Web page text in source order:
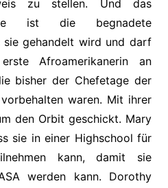
zu stellen. Und das
ist die begnadete
sie gehandelt wird und darf
Afroamerikanerin an
bisher der Chefetage der
waren. Mit ihrer
den Orbit geschickt. Mary
sie in einer Highschool für
kann, damit sie
werden kann. Dorothy